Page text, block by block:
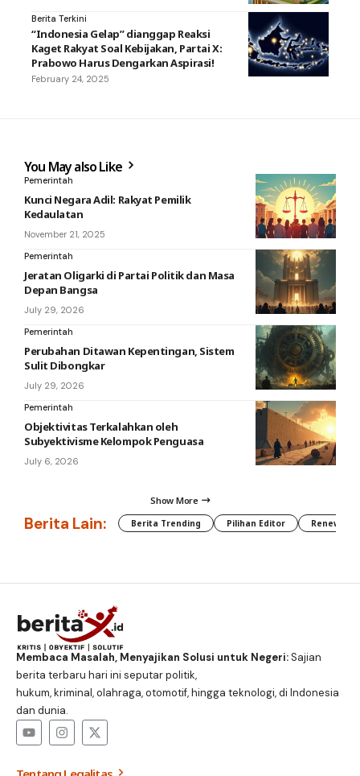
Berita Terkini
“Indonesia Gelap” dianggap Reaksi
Kaget Rakyat Soal Kebijakan, Partai X:
Prabowo Harus Dengarkan Aspirasi!
February 24, 2025
You May also Like
Pemerintah
Kunci Negara Adil: Rakyat Pemilik
Kedaulatan
November 21, 2025
Pemerintah
Jeratan Oligarki di Partai Politik dan Masa
Depan Bangsa
July 29, 2026
Pemerintah
Perubahan Ditawan Kepentingan, Sistem
Sulit Dibongkar
July 29, 2026
Pemerintah
Objektivitas Terkalahkan oleh
Subyektivisme Kelompok Penguasa
July 6, 2026
Show More
Berita Lain: Berita Trending Pilihan Editor
Membaca Masalah, Menyajikan Solusi untuk Negeri:Sajian
berita terbaru hari ini seputar politik,
hukum, kriminal, olahraga, otomotif, hingga teknologi, di Indonesia
dan dunia.